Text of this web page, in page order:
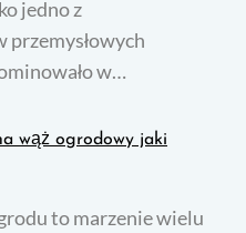
jedno z
w…
wąż ogrodowy jaki
to marzenie wielu